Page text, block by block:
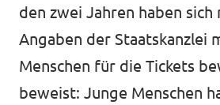
den zwei Jahren haben sich
Angaben der Staatskanzlei
Menschen für die Tickets
beweist: Junge Menschen